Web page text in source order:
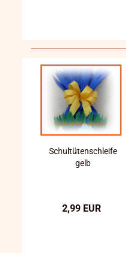
Schultütenschleife
gelb
2,99 EUR